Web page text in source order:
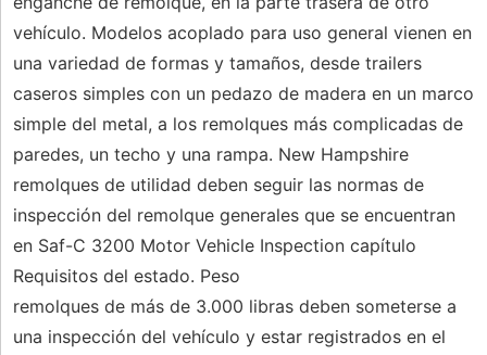
vehículo. Modelos acoplado para uso general vienen en
una variedad de formas y tamaños, desde trailers
caseros simples con un pedazo de madera en un marco
simple del metal, a los remolques más complicadas de
paredes, un techo y una rampa. New Hampshire
remolques de utilidad deben seguir las normas de
inspección del remolque generales que se encuentran
en Saf-C 3200 Motor Vehicle Inspection capítulo
Requisitos del estado. Peso
remolques de más de 3.000 libras deben someterse a
una inspección del vehículo y estar registrados en el